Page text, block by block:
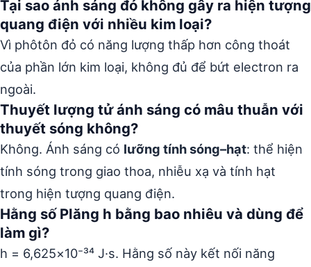
Tại sao ánh sáng đỏ không gây ra hiện tượng
quang điện với nhiều kim loại?
Vì phôtôn đỏ có năng lượng thấp hơn công thoát
của phần lớn kim loại, không đủ để bứt electron ra
ngoài.
Thuyết lượng tử ánh sáng có mâu thuẫn với
thuyết sóng không?
Không. Ánh sáng có lưỡng tính sóng–hạt: thể hiện
tính sóng trong giao thoa, nhiễu xạ và tính hạt
trong hiện tượng quang điện.
Hằng số Plăng h bằng bao nhiêu và dùng để
làm gì?
h = 6,625×10⁻³⁴ J·s. Hằng số này kết nối năng